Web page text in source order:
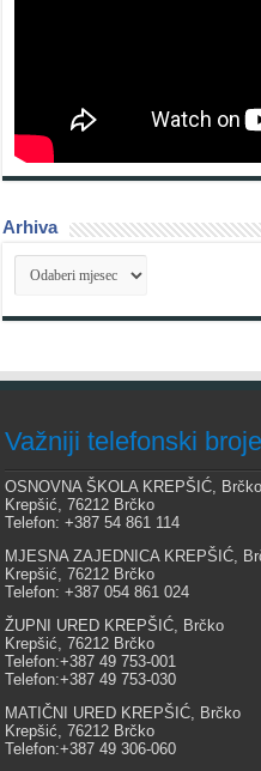
Arhiva
Arhiva
Važniji telefonski
OSNOVNA ŠKOLA KREPŠIĆ, Brčko
Krepšić, 76212 Brčko
Telefon: +387 54 861 114
MJESNA ZAJEDNICA KREPŠIĆ,
Krepšić, 76212 Brčko
Telefon: +387 054 861 024
ŽUPNI URED KREPŠIĆ, Brčko
Krepšić, 76212 Brčko
Telefon:+387 49 753-001
Telefon:+387 49 753-030
MATIČNI URED KREPŠIĆ, Brčko
Krepšić, 76212 Brčko
Telefon:+387 49 306-060